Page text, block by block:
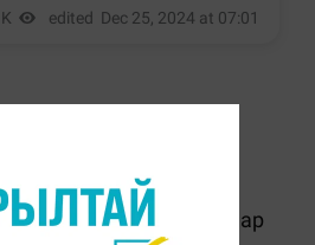
Төтенше жағдайлар